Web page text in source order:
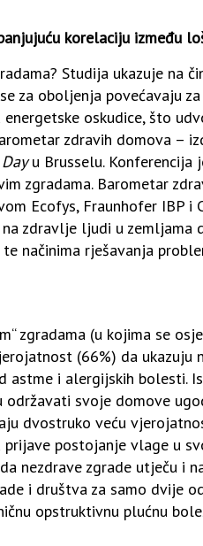
korelaciju između
Studija ukazuje na
za oboljenja povećavaju
oskudice, što
zdravih domova –
u Brusselu. Konferencija
zgradama. Barometar
Ecofys, Fraunhofer IBP i
zdravlje ljudi u zemljama
načinima rješavanja
zgradama (u kojima se
(66%) da ukazuju
i alergijskih bolesti.
održavati svoje domove
dvostruko veću
postojanje vlage u
nezdrave zgrade utječu i
i društva za samo dvije
opstruktivnu plućnu